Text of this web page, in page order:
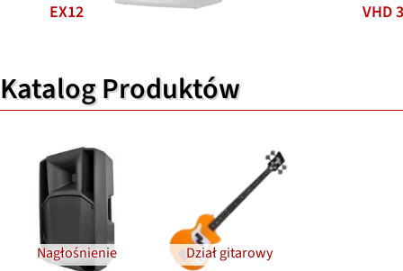
EX12 VHD
Katalog Produktów
Nagłośnienie Dział gitarowy